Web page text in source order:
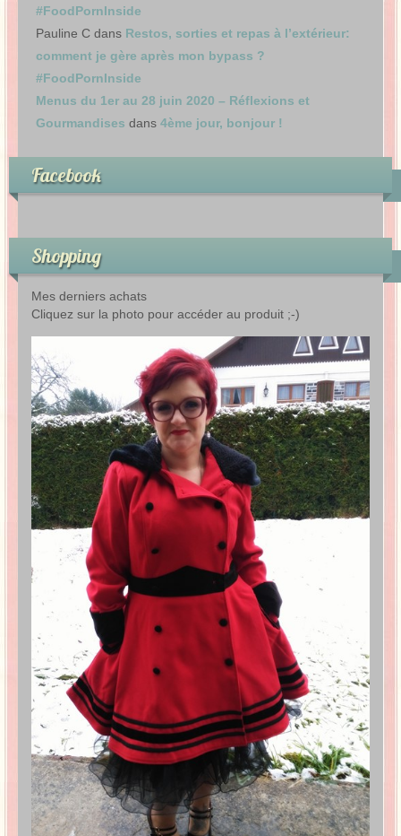
#FoodPornInside
Pauline C dans Restos, sorties et repas à l’extérieur:
comment je gère après mon bypass ?
#FoodPornInside
Menus du 1er au 28 juin 2020 – Réflexions et
Gourmandises dans 4ème jour, bonjour !
Facebook
Shopping
Mes derniers achats
Cliquez sur la photo pour accéder au produit ;-)